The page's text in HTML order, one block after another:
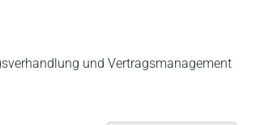
und Vertragsmanagement